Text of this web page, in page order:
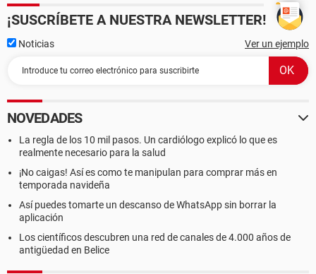
¡SUSCRÍBETE A NUESTRA NEWSLETTER!
Noticias Ver un ejemplo
NOVEDADES
La regla de los 10 mil pasos. Un cardiólogo explicó lo que es
realmente necesario para la salud
¡No caigas! Así es como te manipulan para comprar más en
temporada navideña
Así puedes tomarte un descanso de WhatsApp sin borrar la
aplicación
Los científicos descubren una red de canales de 4.000 años de
antigüedad en Belice